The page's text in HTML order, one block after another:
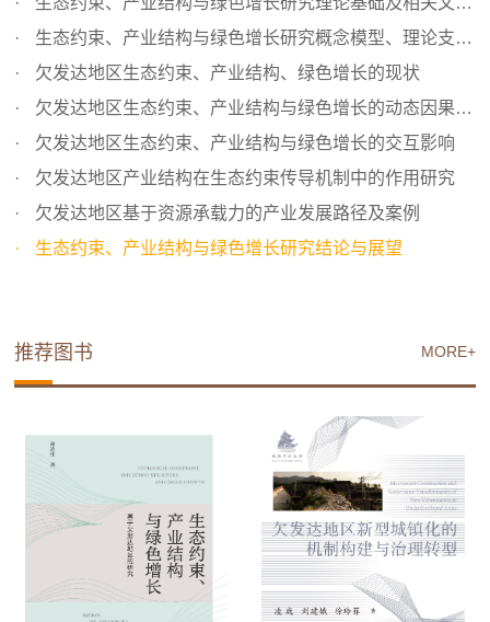
生态约束、产业结构与绿色增长研究概念模型、理论支撑与实...
欠发达地区生态约束、产业结构、绿色增长的现状
欠发达地区生态约束、产业结构与绿色增长的动态因果分析
欠发达地区生态约束、产业结构与绿色增长的交互影响
欠发达地区产业结构在生态约束传导机制中的作用研究
欠发达地区基于资源承载力的产业发展路径及案例
生态约束、产业结构与绿色增长研究结论与展望
MORE+
推荐图书